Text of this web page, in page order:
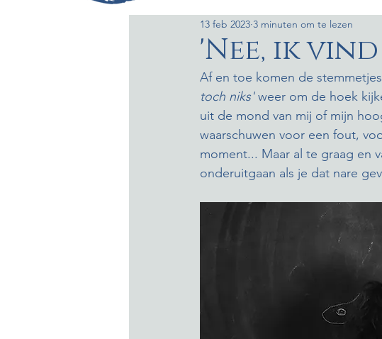
'Nee, ik
13 feb 2023 3 minuten om te lezen
Af en toe komen de stemmetjes
toch niks' weer om de hoek
uit de mond van mij of mijn
waarschuwen voor een fout,
moment... Maar al te graag en
onderuitgaan als je dat nare